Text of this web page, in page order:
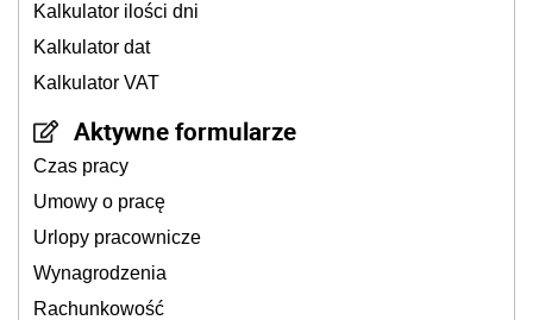
Kalkulator ilości dni
Kalkulator dat
Kalkulator VAT
Aktywne formularze
Czas pracy
Umowy o pracę
Urlopy pracownicze
Wynagrodzenia
Rachunkowość